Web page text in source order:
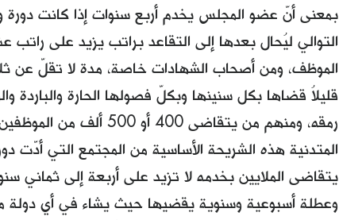
بمعنى أنّ عضو المجلس يخدم أربع سنوات إذا كانت دورة
التوالي ليُحال بعدها إلى التقاعد براتب يزيد على
قليلاُ قضاها بكل سنينها وبكلّ فصولها الحارة والباردة
رمقه، ومنهم من يتقاضى
المتدنية هذه الشريحة الأساسية من المجتمع التي
يتقاضى الملايين بخدمه لا تزيد على أربعة إلى
وعطلة أسبوعية وسنوية يقضيها حيث يشاء في أي دولة